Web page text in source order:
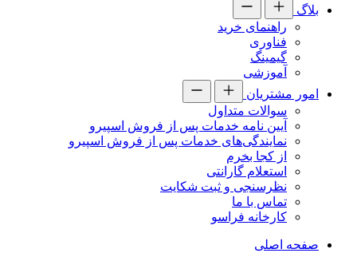
بلاگ
راهنمای خرید
فناوری
گیمینگ
آموزشی
امور مشتریان
سوالات متداول
آیین نامه خدمات پس از فروش اسپیرو
نمایندگی‌های خدمات پس از فروش اسپیرو
از کجا بخرم
استعلام گارانتی
نظرسنجی و ثبت شکایت
تماس با ما
کارخانه فراسو
صفحه اصلی